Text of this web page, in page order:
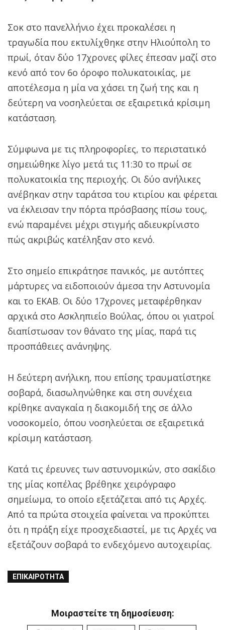
Σοκ στο πανελλήνιο έχει προκαλέσει η
τραγωδία που εκτυλίχθηκε στην Ηλιούπολη το
πρωί, όταν δύο 17χρονες φίλες έπεσαν μαζί στο
κενό από τον 6ο όροφο πολυκατοικίας, με
αποτέλεσμα η μία να χάσει τη ζωή της και η
δεύτερη να νοσηλεύεται σε εξαιρετικά κρίσιμη
κατάσταση.
Σύμφωνα με τις πληροφορίες, το περιστατικό
σημειώθηκε λίγο μετά τις 11:30 το πρωί σε
πολυκατοικία της περιοχής. Οι δύο ανήλικες
ανέβηκαν στην ταράτσα του κτιρίου και φέρεται
να έκλεισαν την πόρτα πρόσβασης πίσω τους,
ενώ παραμένει μέχρι στιγμής αδιευκρίνιστο
πώς ακριβώς κατέληξαν στο κενό.
Στο σημείο επικράτησε πανικός, με αυτόπτες
μάρτυρες να ειδοποιούν άμεσα την Αστυνομία
και το ΕΚΑΒ. Οι δύο 17χρονες μεταφέρθηκαν
αρχικά στο Ασκληπιείο Βούλας, όπου οι γιατροί
διαπίστωσαν τον θάνατο της μίας, παρά τις
προσπάθειες ανάνηψης.
Η δεύτερη ανήλικη, που επίσης τραυματίστηκε
σοβαρά, διασωληνώθηκε και στη συνέχεια
κρίθηκε αναγκαία η διακομιδή της σε άλλο
νοσοκομείο, όπου νοσηλεύεται σε εξαιρετικά
κρίσιμη κατάσταση.
Κατά τις έρευνες των αστυνομικών, στο σακίδιο
της μίας κοπέλας βρέθηκε χειρόγραφο
σημείωμα, το οποίο εξετάζεται από τις Αρχές.
Από τα πρώτα στοιχεία φαίνεται να προκύπτει
ότι η πράξη είχε προσχεδιαστεί, με τις Αρχές να
εξετάζουν σοβαρά το ενδεχόμενο αυτοχειρίας.
ΕΠΙΚΑΙΡΌΤΗΤΑ
Μοιραστείτε τη δημοσίευση: